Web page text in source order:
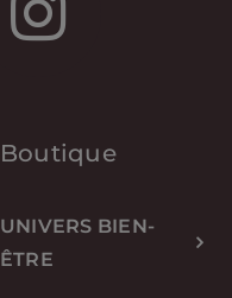
Boutique
UNIVERS BIEN-
ÊTRE